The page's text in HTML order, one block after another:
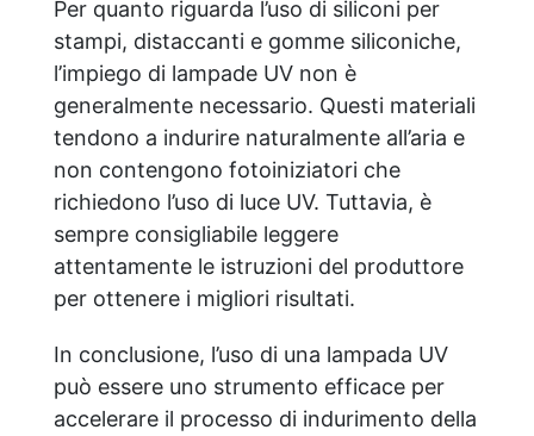
Per quanto riguarda l’uso di siliconi per
stampi, distaccanti e gomme siliconiche,
l’impiego di lampade UV non è
generalmente necessario. Questi materiali
tendono a indurire naturalmente all’aria e
non contengono fotoiniziatori che
richiedono l’uso di luce UV. Tuttavia, è
sempre consigliabile leggere
attentamente le istruzioni del produttore
per ottenere i migliori risultati.
In conclusione, l’uso di una lampada UV
può essere uno strumento efficace per
accelerare il processo di indurimento della